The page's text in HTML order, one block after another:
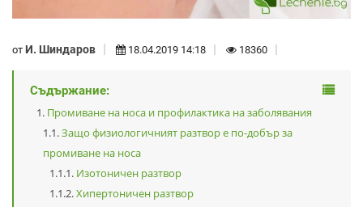
от И. Шиндаров 18.04.2019 14:18 18360
Съдържание:
Промиване на носа и профилактика на заболявания
Защо физиологичният разтвор е по-добър за
промиване на носа
Изотоничен разтвор
Хипертоничен разтвор